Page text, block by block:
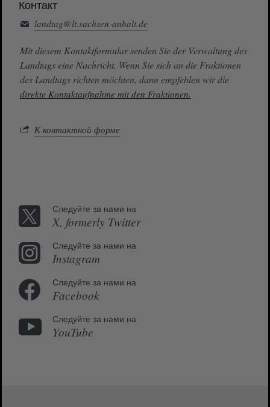
Контакт
landtag@lt.sachsen-anhalt.de
Mit diesem Kontaktformular senden Sie der Verwaltung des
Landtags eine Nachricht. Wenn Sie sich an die Fraktionen
des Landtags richten möchten, dann empfehlen wir die
direkte Kontaktaufnahme mit den Fraktionen.
К контактной форме
Следуйте за нами на
X, formerly Twitter
Следуйте за нами на
Instagram
Следуйте за нами на
Facebook
Следуйте за нами на
YouTube